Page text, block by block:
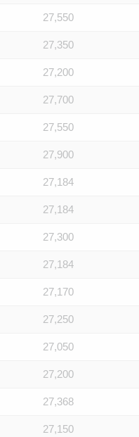
27,550
27,350
27,200
27,700
27,550
27,900
27,184
27,184
27,300
27,184
27,170
27,250
27,050
27,200
27,368
27,150